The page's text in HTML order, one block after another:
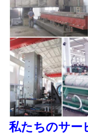
私たちのサー